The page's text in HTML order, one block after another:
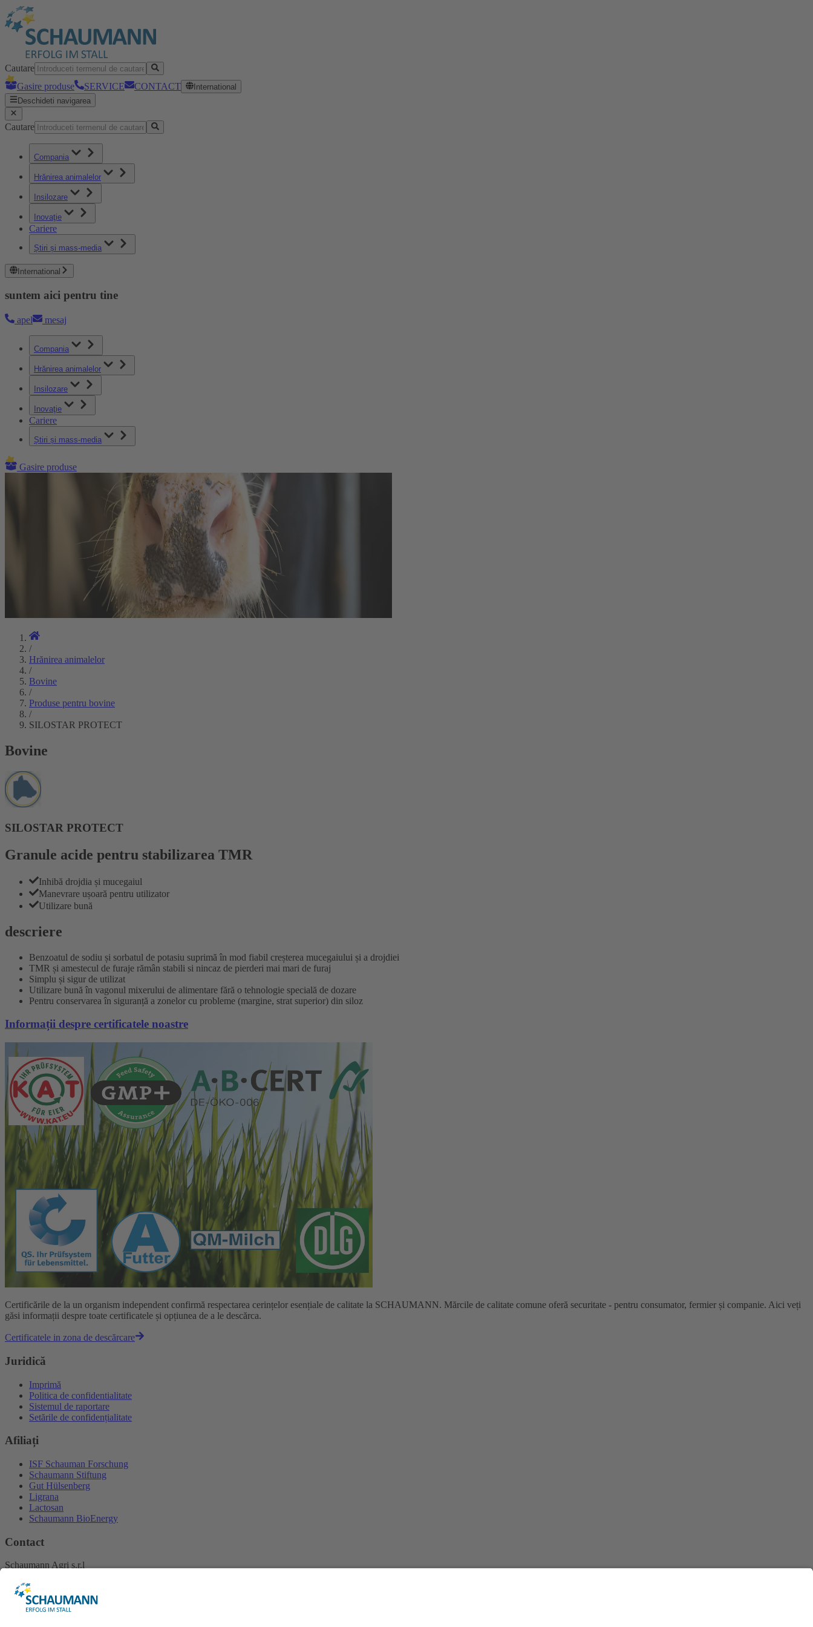
Cautare
Gasire produse
SERVICE CONTACT
International
Deschideti navigarea
Cautare
Compania
Hrănirea animalelor
Insilozare
Inovaţie
Cariere
Știri și mass-media
International
suntem aici pentru tine
apel mesaj
Compania
Hrănirea animalelor
Insilozare
Inovaţie
Cariere
Știri și mass-media
Gasire produse
/
Hrănirea animalelor
/
Bovine
/
Produse pentru bovine
/
SILOSTAR PROTECT
Bovine
SILOSTAR PROTECT
Granule acide pentru stabilizarea TMR
Inhibă drojdia și mucegaiul
Manevrare ușoară pentru utilizator
Utilizare bună
descriere
Benzoatul de sodiu și sorbatul de potasiu suprimă în mod fiabil creșterea mucegaiului și a drojdiei
TMR și amestecul de furaje rămân stabili si nincaz de pierderi mai mari de furaj
Simplu și sigur de utilizat
Utilizare bună în vagonul mixerului de alimentare fără o tehnologie specială de dozare
Pentru conservarea în siguranță a zonelor cu probleme (margine, strat superior) din siloz
Informații despre certificatele noastre
Certificările de la un organism independent confirmă respectarea cerințelor esențiale de calitate la SCHAUMANN. Mărcile de calitate comune oferă securitate - pentru consumator, fermier și companie. Aici veți
găsi informații despre toate certificatele și opțiunea de a le descărca.
Certificatele in zona de descărcare
Juridică
Imprimă
Politica de confidentialitate
Sistemul de raportare
Setările de confidențialitate
Afiliați
ISF Schauman Forschung
Schaumann Stiftung
Gut Hülsenberg
Ligrana
Lactosan
Schaumann BioEnergy
Contact
Schaumann Agri s.r.l
0020355 Bukarest
Romania
+40 314380479